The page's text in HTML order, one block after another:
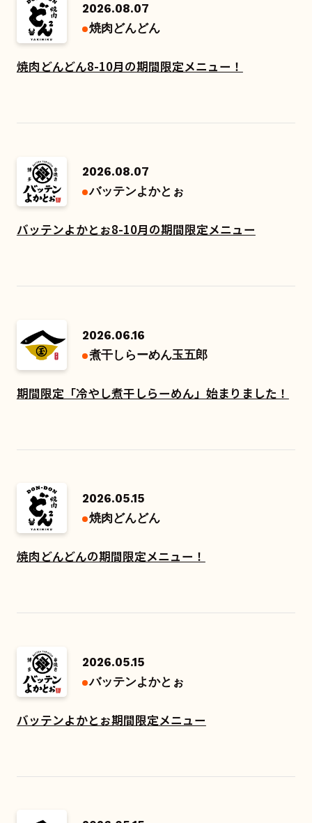
2026.08.07
焼肉どんどん
焼肉どんどん8-10月の期間限定メニュー！
2026.08.07
バッテンよかとぉ
バッテンよかとぉ8-10月の期間限定メニュー
2026.06.16
煮干しらーめん玉五郎
期間限定「冷やし煮干しらーめん」始まりました！
2026.05.15
焼肉どんどん
焼肉どんどんの期間限定メニュー！
2026.05.15
バッテンよかとぉ
バッテンよかとぉ期間限定メニュー